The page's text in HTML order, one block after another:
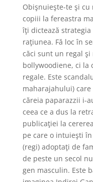
Obişnuieşte-te şi cu
copiii la fereastra
îţi dictează
raţiunea. Fă loc în
căci sunt un regal
bollywoodiene, ci la
regale. Este
maharajahului) care
căreia paparazzii i-
ceea ce a dus la
publicaţiei la
pe care o intuieşti
(regi) adoptaţi de
de peste un secol
gen masculin. Este